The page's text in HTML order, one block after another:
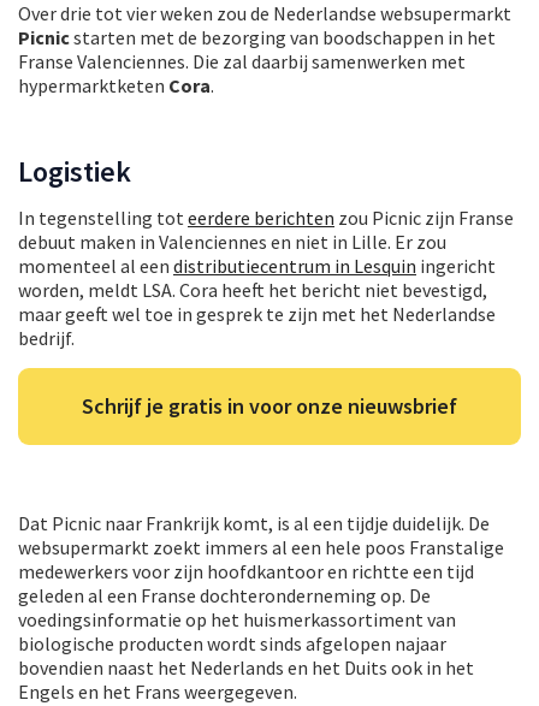
Over drie tot vier weken zou de Nederlandse websupermarkt
Picnicstarten met de bezorging van boodschappen in het
Franse Valenciennes. Die zal daarbij samenwerken met
hypermarktketen Cora.
Logistiek
In tegenstelling toteerdere berichten zou Picnic zijn Franse
debuut maken in Valenciennes en niet in Lille. Er zou
momenteel al een distributiecentrum in Lesquin ingericht
worden, meldt LSA. Cora heeft het bericht niet bevestigd,
maar geeft wel toe in gesprek te zijn met het Nederlandse
bedrijf.
Schrijf je gratis in voor onze nieuwsbrief
Dat Picnic naar Frankrijk komt, is al een tijdje duidelijk. De
websupermarkt zoekt immers al een hele poos Franstalige
medewerkers voor zijn hoofdkantoor en richtte een tijd
geleden al een Franse dochteronderneming op. De
voedingsinformatie op het huismerkassortiment van
biologische producten wordt sinds afgelopen najaar
bovendien naast het Nederlands en het Duits ook in het
Engels en het Frans weergegeven.